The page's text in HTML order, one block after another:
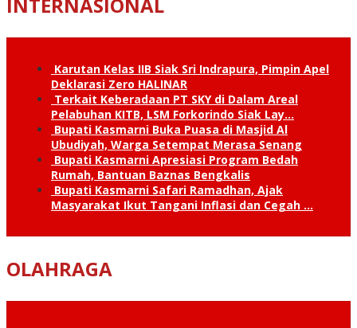
Karutan Kelas IIB Siak Sri Indrapura, Pimpin Apel
Deklarasi Zero HALINAR
Terkait Keberadaan PT SKY di Dalam Areal
Pelabuhan KITB, LSM Forkorindo Siak Lay…
Bupati Kasmarni Buka Puasa di Masjid Al
Ubudiyah, Warga Setempat Merasa Senang
Bupati Kasmarni Apresiasi Program Bedah
Rumah, Bantuan Baznas Bengkalis
Bupati Kasmarni Safari Ramadhan, Ajak
Masyarakat Ikut Tangani Inflasi dan Cegah …
OLAHRAGA